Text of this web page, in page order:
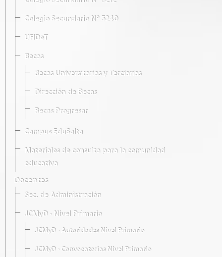
Colegio Secundario Nº 5240
UFIDeT
Becas
Becas Universitarias y Terciarias
Dirección de Becas
Becas Progresar
Campus EduSalta
Materiales de consulta para la comunidad
educativa
Docentes
Sec. de Administración
JCMyD · Nivel Primario
JCMyD · Autoridades Nivel Primario
JCMyD · Convocatorias Nivel Primario